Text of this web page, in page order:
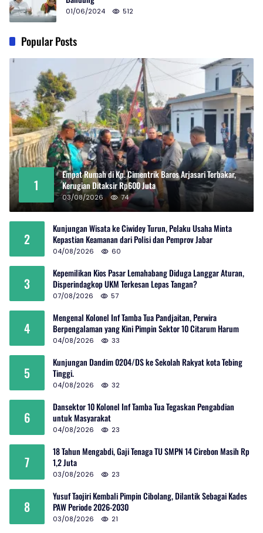
01/06/2024 512
Popular Posts
1
Empat Rumah di Kp. Cimentrik Baros Arjasari Terbakar,
Kerugian Ditaksir Rp600 Juta
03/08/2026 74
2
Kunjungan Wisata ke Ciwidey Turun, Pelaku Usaha Minta
Kepastian Keamanan dari Polisi dan Pemprov Jabar
04/08/2026 60
3
Kepemilikan Kios Pasar Lemahabang Diduga Langgar Aturan,
Disperindagkop UKM Terkesan Lepas Tangan?
07/08/2026 57
4
Mengenal Kolonel Inf Tamba Tua Pandjaitan, Perwira
Berpengalaman yang Kini Pimpin Sektor 10 Citarum Harum
04/08/2026 33
5
Kunjungan Dandim 0204/DS ke Sekolah Rakyat kota Tebing
Tinggi.
04/08/2026 32
6
Dansektor 10 Kolonel Inf Tamba Tua Tegaskan Pengabdian
untuk Masyarakat
04/08/2026 23
7
18 Tahun Mengabdi, Gaji Tenaga TU SMPN 14 Cirebon Masih Rp
1,2 Juta
03/08/2026 23
8
Yusuf Taojiri Kembali Pimpin Cibolang, Dilantik Sebagai Kades
PAW Periode 2026-2030
03/08/2026 21